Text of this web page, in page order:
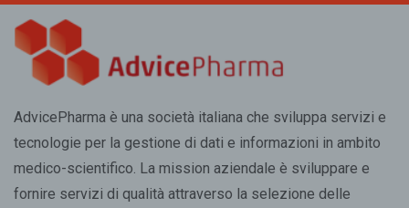
AdvicePharma è una società italiana che sviluppa servizi e
tecnologie per la gestione di dati e informazioni in ambito
medico-scientifico. La mission aziendale è sviluppare e
fornire servizi di qualità attraverso la selezione delle